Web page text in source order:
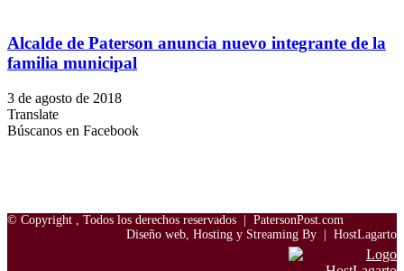
Alcalde de Paterson anuncia nuevo integrante de la
familia municipal
3 de agosto de 2018
Translate
Búscanos en Facebook
© Copyright , Todos los derechos reservados | PatersonPost.com
Diseño web, Hosting y Streaming By | HostLagarto